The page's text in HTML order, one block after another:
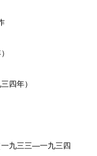
四年）
九三三—一九三四